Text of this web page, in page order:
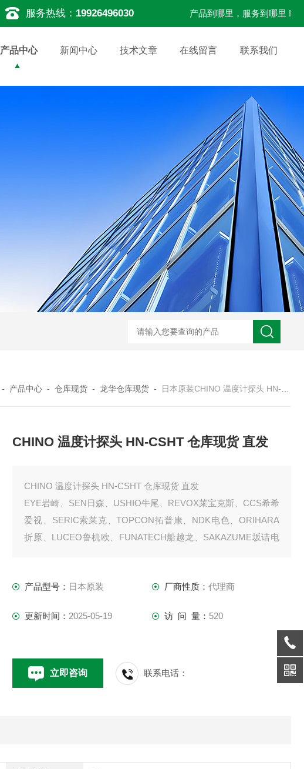
服务热线： 19926496030 产品到哪里，服务到哪里 !
产品中心 新闻中心 技术文章 在线留言 联系我们
- 产品中心 -仓库现货 -龙华仓库现货 - 日本原装CHINO 温度计探头 HN-CSHT 仓库现货 直发
CHINO 温度计探头 HN-CSHT 仓库现货 直发
CHINO 温度计探头 HN-CSHT 仓库现货 直发
EYE岩崎、SEN日森、USHIO牛尾、REVOX莱宝克斯、CCS希希
爱视、SERIC索莱克、TOPCON拓普康、NDK电色、ORIHARA
折原、LUCEO鲁机欧、FUNATECH船越龙、SAKAZUME坂诘电
产品型号： 日本原装 厂商性质： 代理商
更新时间： 2025-05-19 访 问 量： 520
立即咨询 联系电话：